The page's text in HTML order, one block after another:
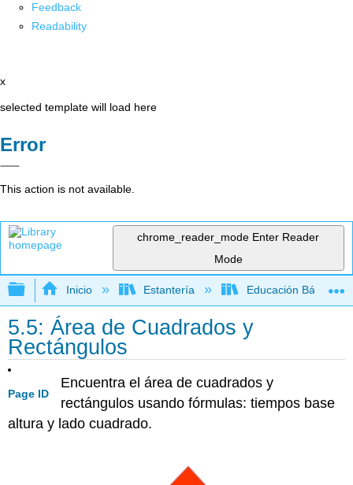
Feedback
Readability
x
selected template will load here
Error
This action is not available.
chrome_reader_mode Enter Reader
Mode
Expandir/contraer jerarquía global
Inicio Estantería Educación Básica
5.5: Área de Cuadrados y
Rectángulos
Page ID
Encuentra el área de cuadrados y
rectángulos usando fórmulas: tiempos base
altura y lado cuadrado.